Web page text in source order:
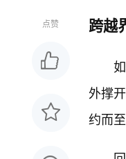
点赞 跨越
外撑
约而